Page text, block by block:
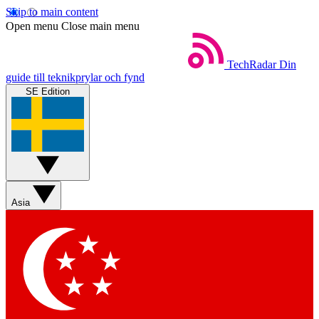
Skip to main content
Open menu Close main menu
TechRadar Din
guide till teknikprylar och fynd
SE Edition
Asia